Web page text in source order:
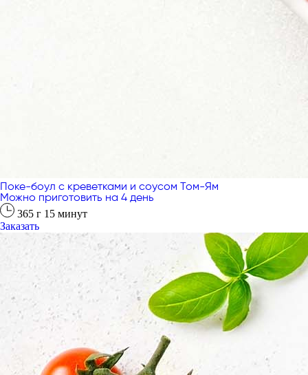
Поке-боул с креветками и соусом Том-Ям
Можно приготовить на 4 день
365 г 15 минут
Заказать